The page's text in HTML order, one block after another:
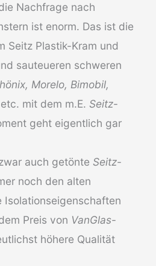
Nachfrage nach
ist enorm. Das ist die
Seitz Plastik-Kram und
sauteueren schweren
Morelo, Bimobil,
mit dem m.E. Seitz-
geht eigentlich gar
auch getönte Seitz-
noch den alten
Isolationseigenschaften
Preis von VanGlas-
höhere Qualität